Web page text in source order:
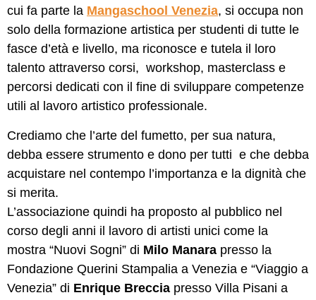
cui fa parte la Mangaschool Venezia, si occupa non
solo della formazione artistica per studenti di tutte le
fasce d’età e livello, ma riconosce e tutela il loro
talento attraverso corsi, workshop, masterclass e
percorsi dedicati con il fine di sviluppare competenze
utili al lavoro artistico professionale.
Crediamo che l’arte del fumetto, per sua natura,
debba essere strumento e dono per tutti e che debba
acquistare nel contempo l’importanza e la dignità che
si merita.
L’associazione quindi ha proposto al pubblico nel
corso degli anni il lavoro di artisti unici come la
mostra “Nuovi Sogni” di Milo Manara presso la
Fondazione Querini Stampalia a Venezia e “Viaggio a
Venezia” di Enrique Breccia presso Villa Pisani a